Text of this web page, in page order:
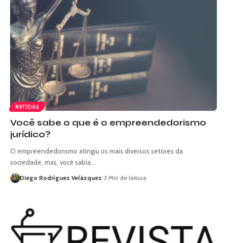
NOTÍCIAS
Você sabe o que é o empreendedorismo
jurídico?
O empreendedorismo atingiu os mais diversos setores da
sociedade, mas, você sabia…
Diego Rodríguez Velázquez 3 Min de leitura